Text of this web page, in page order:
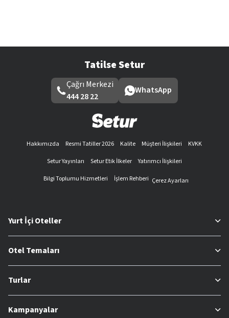
Tatilse Setur
Çağrı Merkezi
444 28 22
WhatsApp
Hakkımızda Resmi Tatiller 2026 Kalite Müşteri İlişkileri
KVKK
Setur Yayınları
Setur Etik İlkeler
Yatırımcı İlişkileri
Bilgi Toplumu Hizmetleri
İşlem Rehberi Çerez Ayarları
Yurt İçi Oteller
Otel Temaları
Turlar
Kampanyalar